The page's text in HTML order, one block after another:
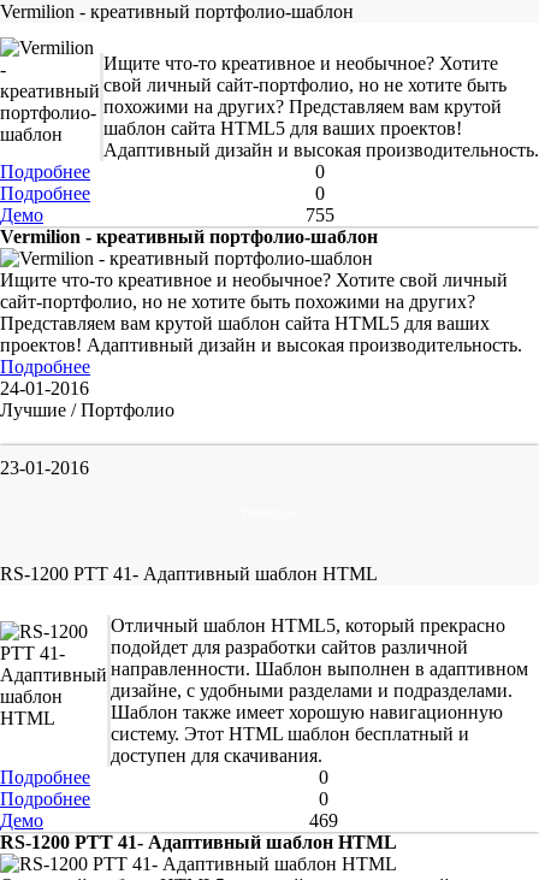
Vermilion - креативный портфолио-шаблон
Ищите что-то креативное и необычное? Хотите
свой личный сайт-портфолио, но не хотите быть
похожими на других? Представляем вам крутой
шаблон сайта HTML5 для ваших проектов!
Адаптивный дизайн и высокая производительность.
Подробнее
Подробнее
Демо
0
0
755
Vermilion - креативный портфолио-шаблон
Ищите что-то креативное и необычное? Хотите свой личный
сайт-портфолио, но не хотите быть похожими на других?
Представляем вам крутой шаблон сайта HTML5 для ваших
проектов! Адаптивный дизайн и высокая производительность.
Подробнее
24-01-2016
Лучшие / Портфолио
23-01-2016
RS-1200 PTT 41- Адаптивный шаблон HTML
Отличный шаблон HTML5, который прекрасно
подойдет для разработки сайтов различной
направленности. Шаблон выполнен в адаптивном
дизайне, с удобными разделами и подразделами.
Шаблон также имеет хорошую навигационную
систему. Этот HTML шаблон бесплатный и
доступен для скачивания.
Подробнее
Подробнее
Демо
0
0
469
RS-1200 PTT 41- Адаптивный шаблон HTML